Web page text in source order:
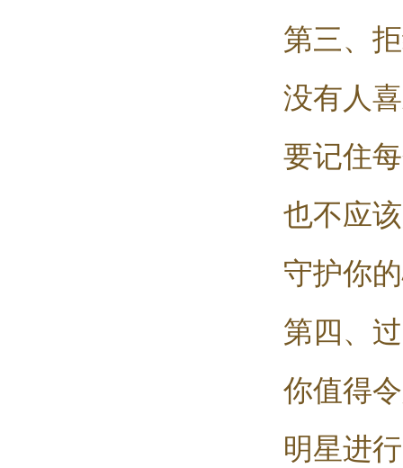
第三、
没有人
要记住
也不应
守护你
第四、
你值得
明星进